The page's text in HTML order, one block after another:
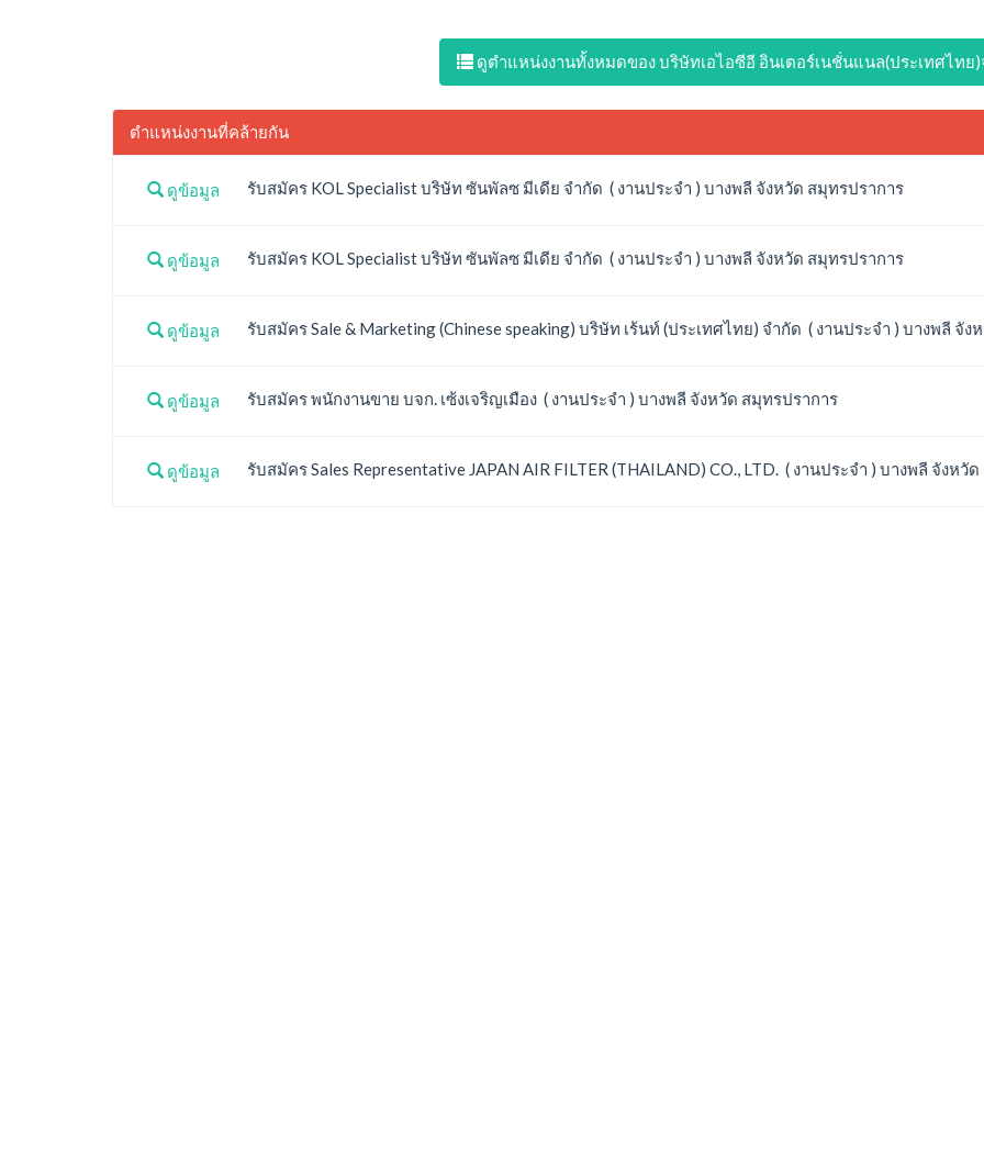
ดูตำแหน่งงานทั้งหมดของ บริษัทเอไอซีอี อินเตอร์เนชั่นแนล(ประเทศไทย
ตำแหน่งงานที่คล้ายกัน
ดูข้อมูล รับสมัคร KOL Specialist บริษัท ซันพัลซ มีเดีย จำกัด ( งานประจำ ) บางพลี จังหวัด สมุทรปราการ
ดูข้อมูล รับสมัคร KOL Specialist บริษัท ซันพัลซ มีเดีย จำกัด ( งานประจำ ) บางพลี จังหวัด สมุทรปราการ
ดูข้อมูล รับสมัคร Sale & Marketing (Chinese speaking) บริษัท เร้นท์ (ประเทศไทย) จำกัด ( งานประจำ ) บางพลี จัง
ดูข้อมูล รับสมัคร พนักงานขาย บจก. เซ้งเจริญเมือง ( งานประจำ ) บางพลี จังหวัด สมุทรปราการ
ดูข้อมูล รับสมัคร Sales Representative JAPAN AIR FILTER (THAILAND) CO., LTD. ( งานประจำ ) บางพลี จังหวั